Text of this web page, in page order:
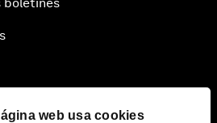
web usa cookies
boletines